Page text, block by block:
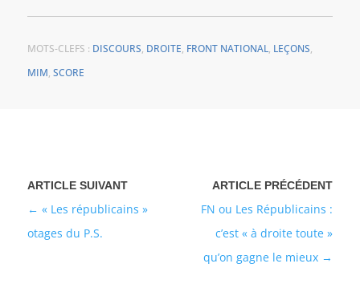
MOTS-CLEFS : DISCOURS, DROITE, FRONT NATIONAL, LEÇONS,
MIM, SCORE
FN ou Les Républicains :
c’est « à droite toute »
qu’on gagne le mieux
« Les républicains »
otages du P.S.